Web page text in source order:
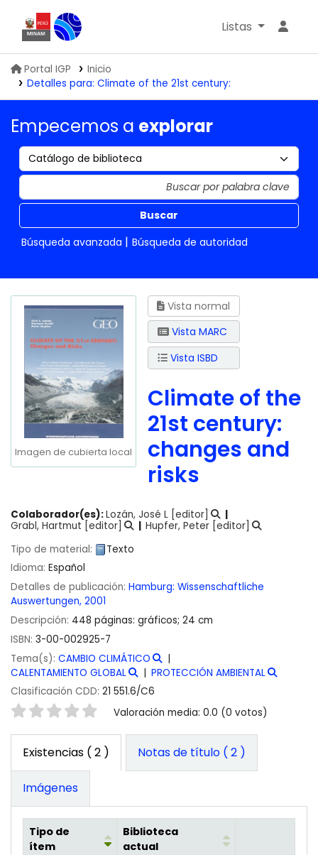
Biblioteca IGP
Listas
Portal IGP
Inicio
Detalles para: Climate of the 21st century:
Empecemos a explorar
Buscar
Búsqueda avanzada
Búsqueda de autoridad
Imagen de cubierta local
Vista normal
Vista MARC
Vista ISBD
Climate of the
21st century:
changes and
risks
Colaborador(es):Lozán, José L [editor]
Grabl, Hartmut [editor] Hupfer, Peter[editor]
Tipo de material:
Texto
Idioma: Español
Detalles de publicación: Hamburg: Wissenschaftliche
Auswertungen, 2001
Descripción: 448 páginas: gráficos; 24 cm
ISBN: 3-00-002925-7
Tema(s): CAMBIO CLIMÁTICO
CALENTAMIENTO GLOBAL
PROTECCIÓN AMBIENTAL
Clasificación CDD: 21 551.6/C6
Valoración Valoración media: 0.0 (0 votos)
Existencias ( 2 ) Notas de título ( 2 )
Imágenes
Tipo de
ítem
Biblioteca
actual